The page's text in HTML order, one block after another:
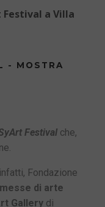
Festival a Villa
- MOSTRA
Festival che,
infatti, Fondazione
di arte
Gallery di